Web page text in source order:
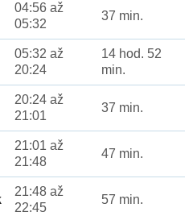
04:56 až
05:32
37 min.
05:32 až
20:24
14 hod. 52
min.
20:24 až
21:01
37 min.
21:01 až
21:48
47 min.
21:48 až
22:45
57 min.